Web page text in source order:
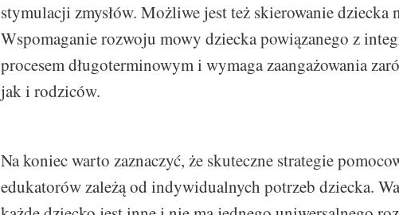
stymulacji zmysłów. Możliwe jest też skierowanie dziecka
Wspomaganie rozwoju mowy dziecka powiązanego z
procesem długoterminowym i wymaga zaangażowania
jak i rodziców.
Na koniec warto zaznaczyć, że skuteczne strategie
edukatorów zależą od indywidualnych potrzeb dziecka.